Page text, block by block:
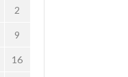
2
9
16